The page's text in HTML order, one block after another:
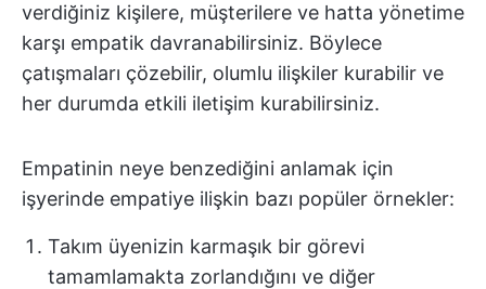
verdiğiniz kişilere, müşterilere ve hatta yönetime
karşı empatik davranabilirsiniz. Böylece
çatışmaları çözebilir, olumlu ilişkiler kurabilir ve
her durumda etkili iletişim kurabilirsiniz.
Empatinin neye benzediğini anlamak için
işyerinde empatiye ilişkin bazı popüler örnekler:
Takım üyenizin karmaşık bir görevi
tamamlamakta zorlandığını ve diğer